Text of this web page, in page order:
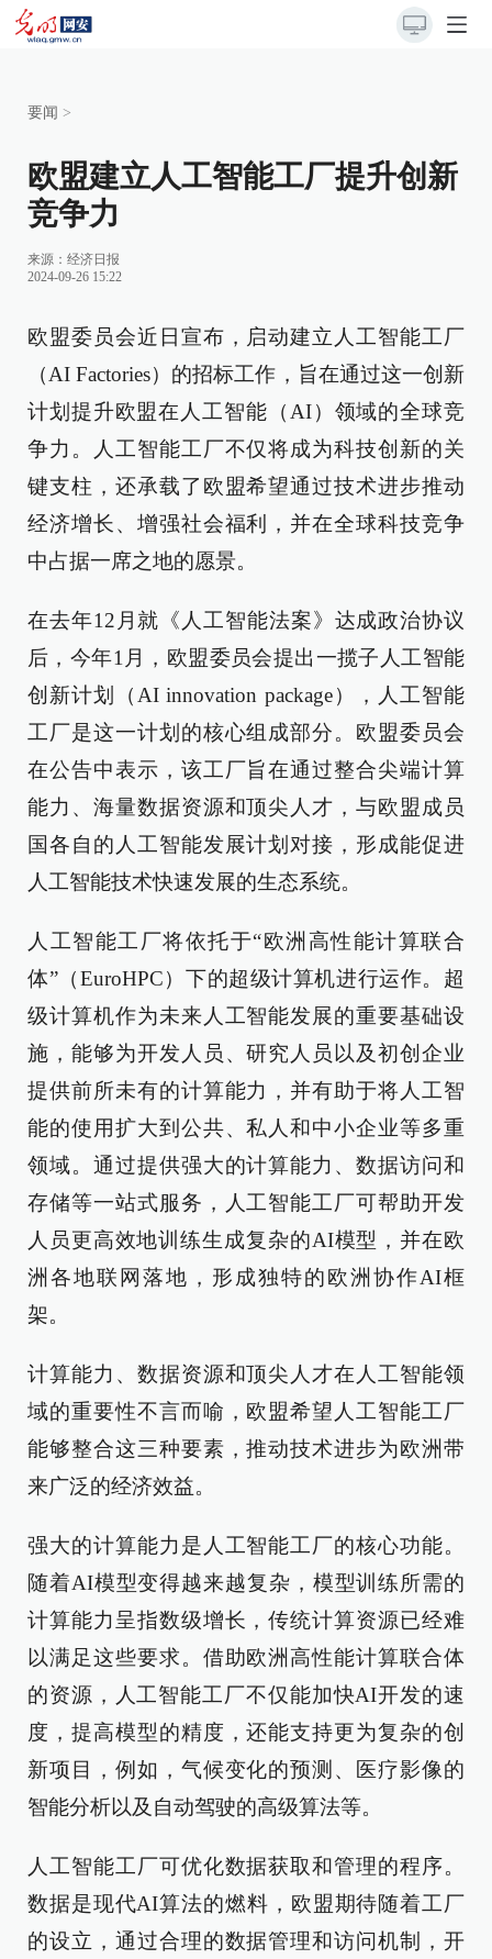
要闻 >
欧盟建立人工智能工厂提升创新
竞争力
来源： 经济日报
2024-09-26 15:22
欧盟委员会近日宣布，启动建立人工智能工厂
（AI Factories）的招标工作，旨在通过这一创新
计划提升欧盟在人工智能（AI）领域的全球竞
争力。人工智能工厂不仅将成为科技创新的关
键支柱，还承载了欧盟希望通过技术进步推动
经济增长、增强社会福利，并在全球科技竞争
中占据一席之地的愿景。
在去年12月就《人工智能法案》达成政治协议
后，今年1月，欧盟委员会提出一揽子人工智能
创新计划（AI innovation package），人工智能
工厂是这一计划的核心组成部分。欧盟委员会
在公告中表示，该工厂旨在通过整合尖端计算
能力、海量数据资源和顶尖人才，与欧盟成员
国各自的人工智能发展计划对接，形成能促进
人工智能技术快速发展的生态系统。
人工智能工厂将依托于“欧洲高性能计算联合
体”（EuroHPC）下的超级计算机进行运作。超
级计算机作为未来人工智能发展的重要基础设
施，能够为开发人员、研究人员以及初创企业
提供前所未有的计算能力，并有助于将人工智
能的使用扩大到公共、私人和中小企业等多重
领域。通过提供强大的计算能力、数据访问和
存储等一站式服务，人工智能工厂可帮助开发
人员更高效地训练生成复杂的AI模型，并在欧
洲各地联网落地，形成独特的欧洲协作AI框
架。
计算能力、数据资源和顶尖人才在人工智能领
域的重要性不言而喻，欧盟希望人工智能工厂
能够整合这三种要素，推动技术进步为欧洲带
来广泛的经济效益。
强大的计算能力是人工智能工厂的核心功能。
随着AI模型变得越来越复杂，模型训练所需的
计算能力呈指数级增长，传统计算资源已经难
以满足这些要求。借助欧洲高性能计算联合体
的资源，人工智能工厂不仅能加快AI开发的速
度，提高模型的精度，还能支持更为复杂的创
新项目，例如，气候变化的预测、医疗影像的
智能分析以及自动驾驶的高级算法等。
人工智能工厂可优化数据获取和管理的程序。
数据是现代AI算法的燃料，欧盟期待随着工厂
的设立，通过合理的数据管理和访问机制，开